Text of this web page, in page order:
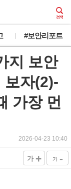
#보안리포트
지 보안
보자(2)-
가장 먼
2026-04-23 10:40
가 + 가 -